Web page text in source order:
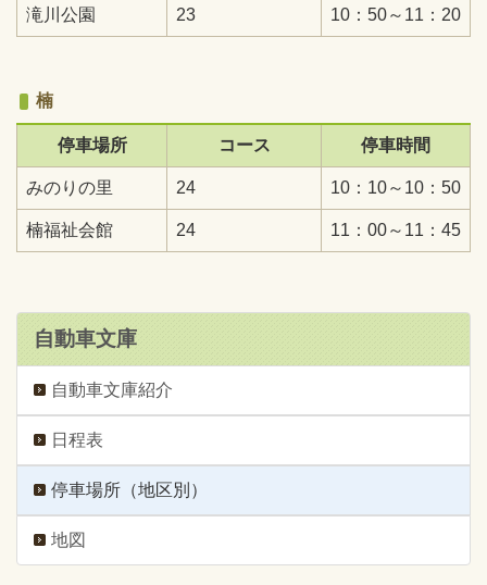
滝川公園 23 10：50～11：20
楠
停車場所 コース 停車時間
みのりの里 24 10：10～10：50
楠福祉会館 24 11：00～11：45
自動車文庫
自動車文庫紹介
日程表
停車場所（地区別）
地図